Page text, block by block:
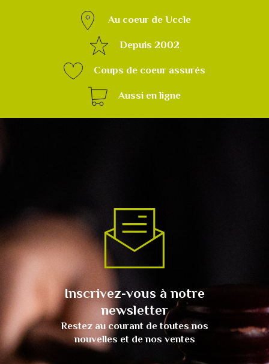
Au coeur de Uccle
Depuis 2002
Coups de coeur assurés
Aussi en ligne
Inscrivez-vous à notre
newsletter
Restez au courant de toutes nos
nouvelles et de nos ventes